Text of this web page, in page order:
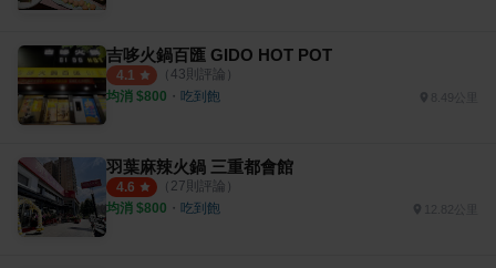
吉哆火鍋百匯 GIDO HOT POT
4.1 （ 43則評論）
均消 $800 ・ 吃到飽 8.49公里
羽葉麻辣火鍋 三重都會館
4.6 （ 27則評論）
均消 $800 ・ 吃到飽